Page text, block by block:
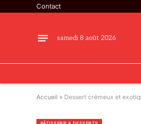
Contact
samedi 8 août 2026
Accueil » Dessert crémeux et